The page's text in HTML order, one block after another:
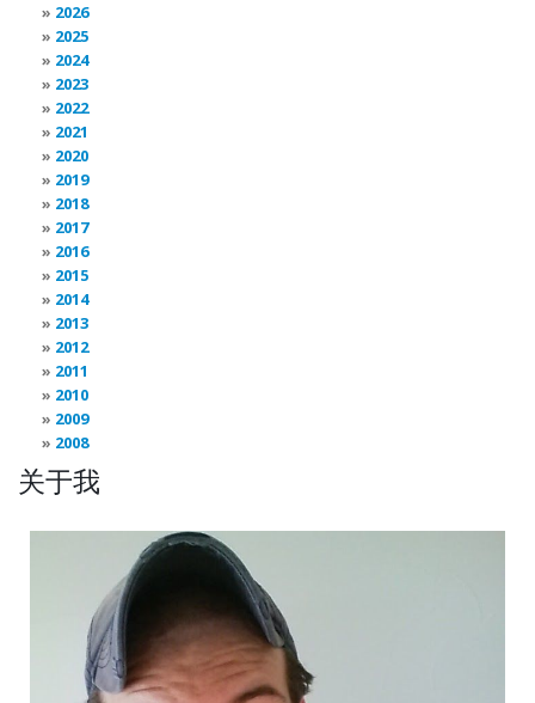
2026
2025
2024
2023
2022
2021
2020
2019
2018
2017
2016
2015
2014
2013
2012
2011
2010
2009
2008
关于我